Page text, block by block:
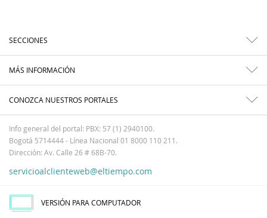
SECCIONES
MÁS INFORMACIÓN
CONOZCA NUESTROS PORTALES
Info general del portal: PBX: 57 (1) 2940100.
Bogotá 5714444 - Línea Nacional 01 8000 110 211.
Dirección: Av. Calle 26 # 68B-70.
servicioalclienteweb@eltiempo.com
VERSIÓN PARA COMPUTADOR